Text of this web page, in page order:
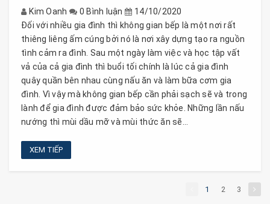
Kim Oanh 0 Bình luận
14/10/2020
Đối với nhiều gia đình thì không gian bếp là một nơi rất
thiêng liêng ấm cúng bởi nó là nơi xây dựng tạo ra nguồn
tình cảm ra đình. Sau một ngày làm việc và học tập vất
vả của cả gia đình thì buổi tối chính là lúc cả gia đình
quây quần bên nhau cùng nấu ăn và làm bữa cơm gia
đình. Vì vậy mà không gian bếp cần phải sạch sẽ và trong
lành để gia đình được đảm bảo sức khỏe. Những lần nấu
nướng thì mùi dầu mỡ và mùi thức ăn sẽ...
XEM TIẾP
1 2 3